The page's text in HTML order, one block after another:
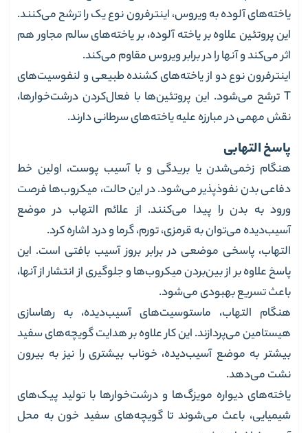
یاخته‌های آلوده‌ به ویروس، اینترفرون نوع یک را ترشح می‌کنند.
این پروتئین علاوه بر یاخته آلوده‌، بر یاخته‌های سالم مجاور هم
اثر می‌کند و آنها را در برابر ویروس مقاوم می‌کند.
اینترفرون نوع دو از یاخته‌های کشنده طبیعی و لنفوسیت‌های
T ترشح می‌شود. این پروتئین‌ها با فعال‌کردن درشت‌خوارها،
نقش مهمی در مبارزه علیه یاخته‌های سرطانی دارند.
پاسخ التهابی
هنگام زخمی‌شدن یا بریدگی و با آسیب پوست، اولین خط
دفاعی بدن نفوذپذیر می‌شود. در این حالت، میکروب‌ها فرصت
ورود به بدن را پیدا می‌کنند. از علائم التهاب در موضع
آسیب‌دیده می‌توان به قرمزی، تورم، گرما و درد اشاره کرد.
التهاب، پاسخی موضعی در برابر بروز آسیب بافتی است. این
پاسخ علاوه بر از بین‌بردن میکروب‌ها و جلوگیری از انتشار از آنها،
باعث تسریع بهبودی می‌شود.
هنگام التهاب، ماستوسیت‌های آسیب‌دیده، به رهاسازی
هیستامین می‌پردازند. این کار علاوه بر هدایت گویچه‌های سفید
بیشتر به موضع آسیب‌دیده، خوناب بیشتری را نیز به بیرون
نشت می‌دهد.
یاخته‌های دیواره مویزگ‌ها و درشت‌خوارها با تولید پیک‌های
شیمیایی، باعث می‌شوند تا گویچه‌های سفید خون به محل